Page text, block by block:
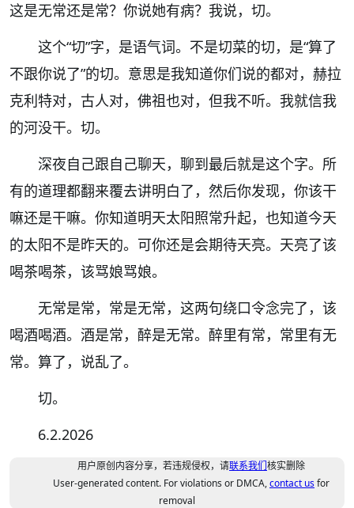
这是无常还是常？你说她有病？我说，切。
这个“切”字，是语气词。不是切菜的切，是“算了
不跟你说了”的切。意思是我知道你们说的都对，赫拉
克利特对，古人对，佛祖也对，但我不听。我就信我
的河没干。切。
深夜自己跟自己聊天，聊到最后就是这个字。所
有的道理都翻来覆去讲明白了，然后你发现，你该干
嘛还是干嘛。你知道明天太阳照常升起，也知道今天
的太阳不是昨天的。可你还是会期待天亮。天亮了该
喝茶喝茶，该骂娘骂娘。
无常是常，常是无常，这两句绕口令念完了，该
喝酒喝酒。酒是常，醉是无常。醉里有常，常里有无
常。算了，说乱了。
切。
6.2.2026
用户原创内容分享，若违规侵权，请联系我们核实删除
User-generated content. For violations or DMCA,contact usfor
removal